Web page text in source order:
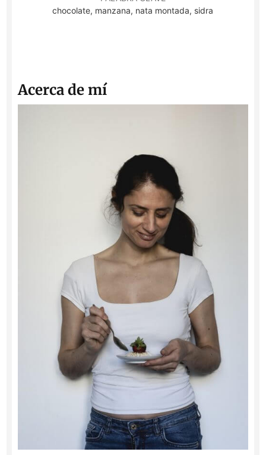
chocolate, manzana, nata montada, sidra
Acerca de mí